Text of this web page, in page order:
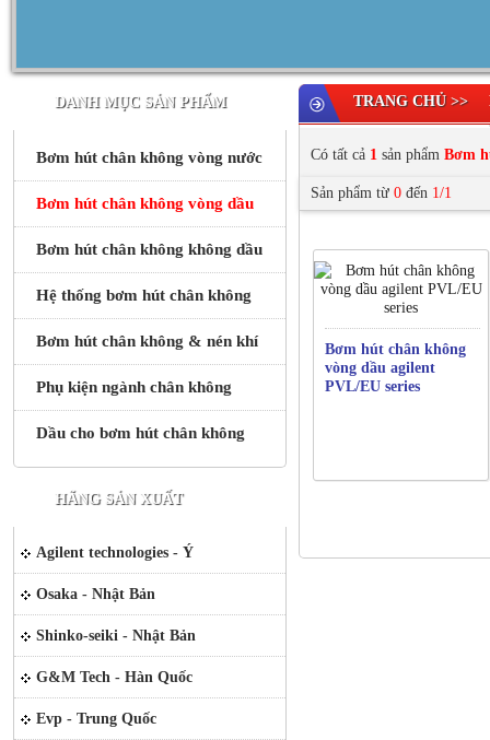
DANH MỤC SẢN PHẨM
Bơm hút chân không vòng nước
Bơm hút chân không vòng dầu
Bơm hút chân không không dầu
Hệ thống bơm hút chân không
Bơm hút chân không & nén khí
Phụ kiện ngành chân không
Dầu cho bơm hút chân không
HÃNG SẢN XUẤT
Agilent technologies - Ý
Osaka - Nhật Bản
Shinko-seiki - Nhật Bản
G&M Tech - Hàn Quốc
Evp - Trung Quốc
TRANG CHỦ >>
Có tất cả 1 sản phẩm Bơm
Sản phẩm từ 0 đến 1/1
Bơm hút chân không
vòng dầu agilent
PVL/EU series